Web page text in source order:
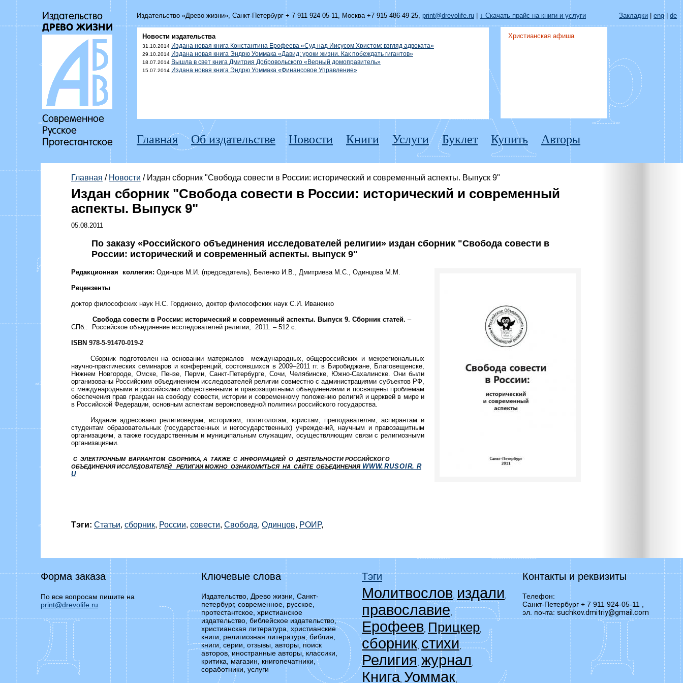
Издательство «Древо жизни», Санкт-Петербург + 7 911 924-05-11, Москва +7 915 486-49-25, print@drevolife.ru ↓ Скачать прайс на книги и услуги Закладки eng| de
Новости издательства
31.10.2014 Издана новая книга Константина Ерофеева «Суд над Иисусом Христом: взгляд адвоката»
29.10.2014 Издана новая книга Эндрю Уоммака «Давид: уроки жизни. Как побеждать гигантов»
18.07.2014 Вышла в свет книга Дмитрия Добровольского «Верный домоправитель»
15.07.2014 Издана новая книга Эндрю Уоммака «Финансовое Управление»
Христианская афиша
Главная Об издательстве Новости Книги Услуги Буклет Купить Авторы
Главная / Новости / Издан сборник "Свобода совести в России: исторический и современный аспекты. Выпуск 9"
Издан сборник "Свобода совести в России: исторический и современный
аспекты. Выпуск 9"
05.08.2011
По заказу «Российского объединения исследователей религии» издан сборник "Свобода совести в
России: исторический и современный аспекты. выпуск 9"
Редакционная коллегия: Одинцов М.И. (председатель), Беленко И.В., Дмитриева М.С., Одинцова М.М.
Рецензенты
доктор философских наук Н.С. Гордиенко, доктор философских наук С.И. Иваненко
Свобода совести в России: исторический и современный аспекты. Выпуск 9. Сборник статей. –
СПб.:
Российское объединение исследователей религии, 2011. – 512 с.
ISBN 978-5-91470-019-2
Сборник подготовлен на основании материалов
международных, общероссийских и межрегиональных
научно-практических семинаров и конференций, состоявшихся в 2009–2011 гг. в Биробиджане, Благовещенске,
Нижнем Новгороде, Омске, Пензе, Перми, Санкт-Петербурге, Сочи, Челябинске, Южно-Сахалинске. Они были
организованы Российским объединением исследователей религии совместно с администрациями субъектов РФ,
с международными и российскими общественными и правозащитными объединениями и посвящены проблемам
обеспечения прав граждан на свободу совести, истории и современному положению религий и церквей в мире и
в Российской Федерации, основным аспектам вероисповедной политики российского государства.
Издание адресовано религиоведам, историкам, политологам, юристам, преподавателям, аспирантам и
студентам образовательных (государственных и негосударственных) учреждений, научным и правозащитным
организациям, а также государственным и муниципальным служащим, осуществляющим связи с религиозными
организациями.
С ЭЛЕКТРОННЫМ ВАРИАНТОМ СБОРНИКА, А ТАКЖЕ С ИНФОРМАЦИЕЙ О ДЕЯТЕЛЬНОСТИ РОССИЙСКОГО
ОБЪЕДИНЕНИЯ ИССЛЕДОВАТЕЛEЙ РЕЛИГИИ МОЖНО ОЗНАКОМИТЬСЯ НА САЙТЕ ОБЪЕДИНЕНИЯWWW. RUSOIR. R
U
Тэги: Статьи, сборник, России, совести, Свобода, Одинцов, РОИР,
Форма заказа
По все вопросам пишите на
print@drevolife.ru
Ключевые слова
Издательство, Древо жизни, Санкт-
петербург, современное, русское,
протестантское, христианское
издательство, библейское издательство,
христианская литература, христианские
книги, религиозная литература, библия,
книги, серии, отзывы, авторы, поиск
авторов, иностранные авторы, классики,
критика, магазин, книгопечатники,
соработники, услуги
Тэги
Молитвослов издали
православие
Ерофеев Прицкер
сборник стихи,
Религия журнал
Книга, Уоммак,
Контакты и реквизиты
Телефон:
Санкт-Петербург + 7 911 924-05-11 ,
эл. почта: suchkov.dmitriy@gmail.com